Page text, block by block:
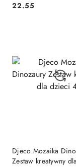
Cena:
22.55
Djeco Mozaika
Zestaw kreatywny